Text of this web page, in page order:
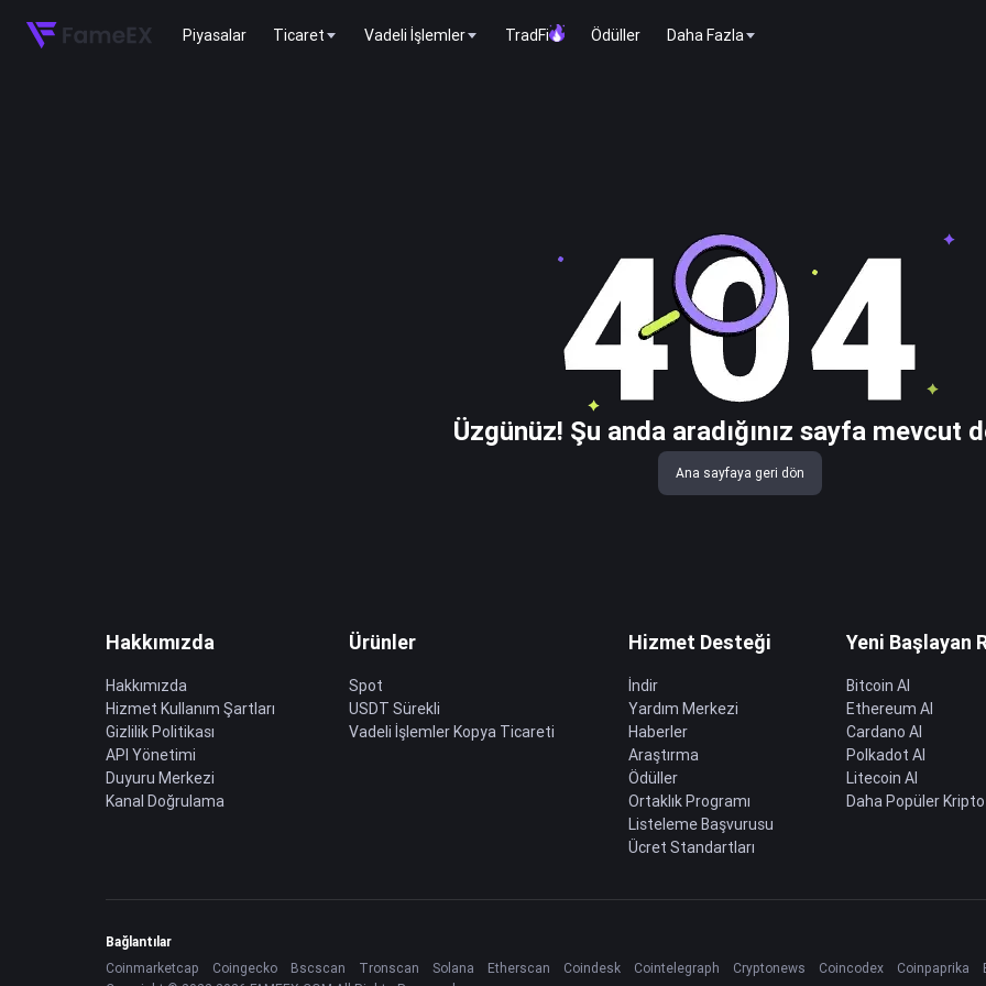
Piyasalar Ticaret Vadeli İşlemler TradFi Ödüller Daha Fazla
Üzgünüz! Şu anda aradığınız sayfa mevcut
Ana sayfaya geri dön
Hakkımızda
Hakkımızda
Hizmet Kullanım Şartları
Gizlilik Politikası
API Yönetimi
Duyuru Merkezi
Kanal Doğrulama
Ürünler
Spot
USDT Sürekli
Vadeli İşlemler Kopya Ticareti
Hizmet Desteği
İndir
Yardım Merkezi
Haberler
Araştırma
Ödüller
Ortaklık Programı
Listeleme Başvurusu
Ücret Standartları
Yeni Başlayan
Bitcoin Al
Ethereum Al
Cardano Al
Polkadot Al
Litecoin Al
Daha Popüler Kripto
Bağlantılar
Coinmarketcap
Coingecko Bscscan Tronscan Solana Etherscan Coindesk Cointelegraph Cryptonews Coincodex Coinpaprika